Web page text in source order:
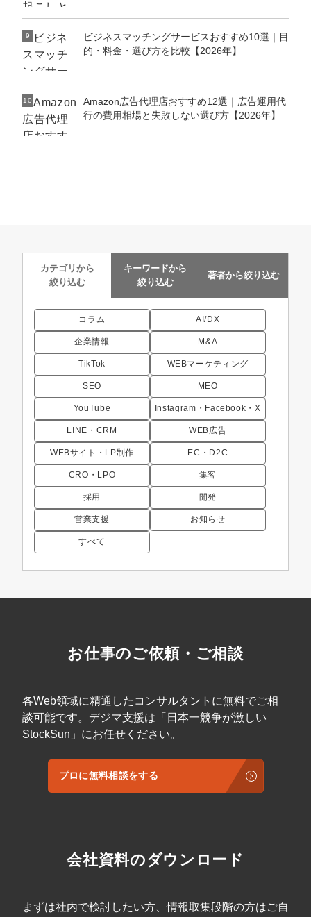
9
ビジネスマッチングサービスおすすめ10選｜目
的・料金・選び方を比較【2026年】
10
Amazon広告代理店おすすめ12選｜広告運用代
行の費用相場と失敗しない選び方【2026年】
カテゴリから
絞り込む
キーワードから
絞り込む
著者から絞り込む
コラム AI/DX
企業情報 M&A
TikTok WEBマーケティング
SEO MEO
YouTube Instagram・Facebook・X
LINE・CRM WEB広告
WEBサイト・LP制作 EC・D2C
CRO・LPO 集客
採用 開発
営業支援 お知らせ
すべて
お仕事のご依頼・ご相談
各Web領域に精通したコンサルタントに無料でご相
談可能です。デジマ支援は「日本一競争が激しい
StockSun」にお任せください。
プロに無料相談をする
会社資料のダウンロード
まずは社内で検討したい方、情報取集段階の方はご自